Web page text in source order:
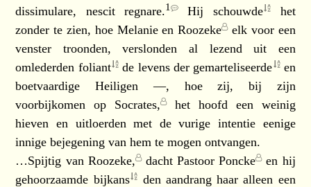
dissimulare, nescit regnare.1 Hij schouwde
het
zonder te zien, hoe Melanie en Roozeke elk voor een
venster troonden, verslonden al lezend uit een
omlederden foliant de levens der gemarteliseerde en
boetvaardige Heiligen —, hoe zij, bij zijn
voorbijkomen op Socrates, het hoofd een weinig
hieven en uitloerden met de vurige intentie eenige
innige bejegening van hem te mogen ontvangen.
…Spijtig van Roozeke, dachtPastoor Poncke en hij
gehoorzaamde bijkans
den aandrang haar alleen een